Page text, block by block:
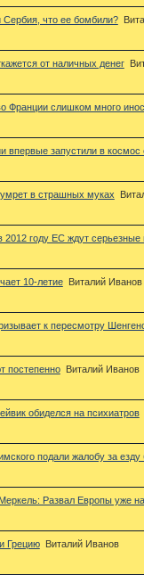
что ее бомбили?
от наличных денег
Франции слишком много
впервые запустили в космос
в страшных муках
2012 году ЕС ждут серьезные
10-летие
Виталий Иванов
к пересмотру
постепенно
Виталий Иванов
обиделся на психиатров
подали жалобу за езду
Развал Европы уже
Грецию
Виталий Иванов